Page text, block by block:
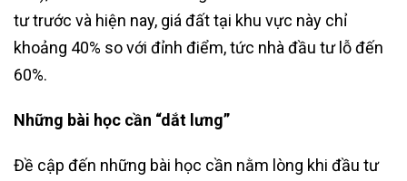
tư trước và hiện nay, giá đất tại khu vực này chỉ
khoảng 40% so với đỉnh điểm, tức nhà đầu tư lỗ đến
60%.
Những bài học cần “dắt lưng”
Đề cập đến những bài học cần nằm lòng khi đầu tư